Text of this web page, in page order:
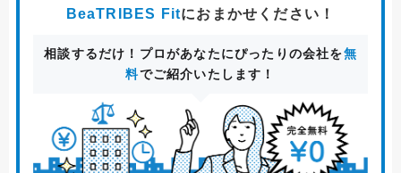
BeaTRIBES Fitにおまかせください！
相談するだけ！プロがあなたにぴったりの会社を無
料でご紹介いたします！